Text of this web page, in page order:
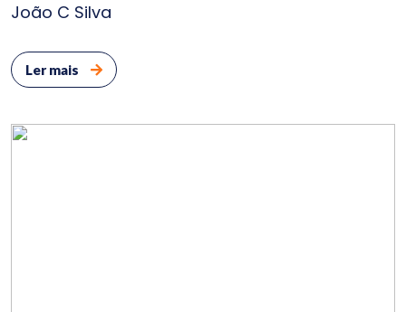
João C Silva
Ler mais